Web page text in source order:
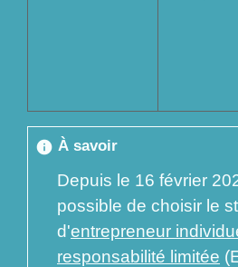
info À savoir
Depuis le 16 février
possible de choisir le
d'entrepreneur
responsabilité limitée